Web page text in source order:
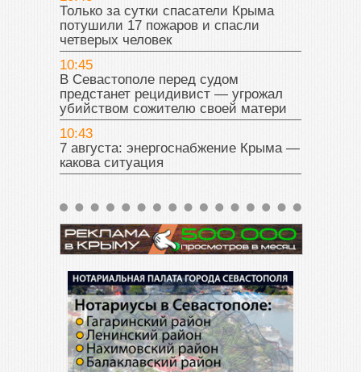
Только за сутки спасатели Крыма
потушили 17 пожаров и спасли
четверых человек
10:45
В Севастополе перед судом
предстанет рецидивист — угрожал
убийством сожителю своей матери
10:43
7 августа: энергоснабжение Крыма —
какова ситуация